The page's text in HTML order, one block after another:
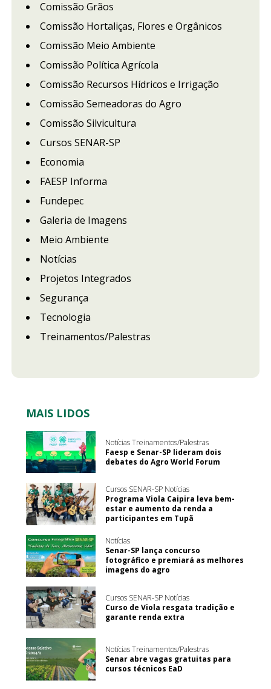
Comissão Grãos
Comissão Hortaliças, Flores e Orgânicos
Comissão Meio Ambiente
Comissão Política Agrícola
Comissão Recursos Hídricos e Irrigação
Comissão Semeadoras do Agro
Comissão Silvicultura
Cursos SENAR-SP
Economia
FAESP Informa
Fundepec
Galeria de Imagens
Meio Ambiente
Notícias
Projetos Integrados
Segurança
Tecnologia
Treinamentos/Palestras
MAIS LIDOS
Notícias Treinamentos/Palestras
Faesp e Senar-SP lideram dois
debates do Agro World Forum
Cursos SENAR-SP Notícias
Programa Viola Caipira leva bem-
estar e aumento da renda a
participantes em Tupã
Notícias
Senar-SP lança concurso
fotográfico e premiará as melhores
imagens do agro
Cursos SENAR-SP Notícias
Curso de Viola resgata tradição e
garante renda extra
Notícias Treinamentos/Palestras
Senar abre vagas gratuitas para
cursos técnicos EaD